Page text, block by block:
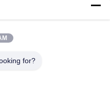
insubmersible qui
de mousse la haute
3.5m de
pour des bateaux de
for?